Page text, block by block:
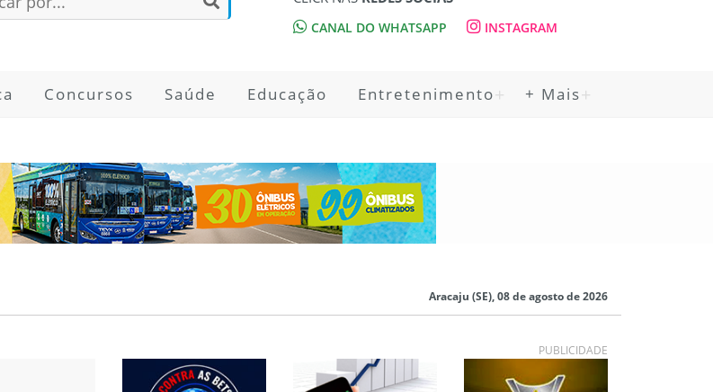
CANAL DO WHATSAPP INSTAGRAM
Concursos Saúde Educação Entretenimento + Mais
Aracaju (SE), 08 de agosto de 2026
PUBLICIDADE